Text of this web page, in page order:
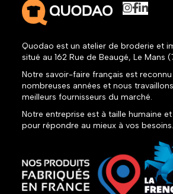
Quodao est un atelier de broderie et
situé au 162 Rue de Beaugé, Le Mans
Notre savoir-faire français est
nombreuses années et nous
meilleurs fournisseurs du marché.
Notre entreprise est à taille humaine
pour répondre au mieux à vos besoins.